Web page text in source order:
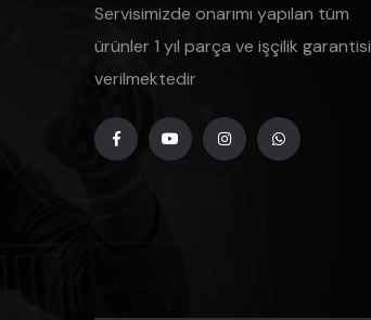
Servisimizde onarımı yapılan tüm
ürünler 1 yıl parça ve işçilik garantisi
verilmektedir